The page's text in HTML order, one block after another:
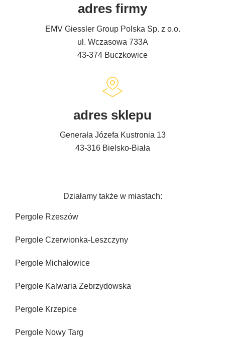
adres firmy
EMV Giessler Group Polska Sp. z o.o.
ul. Wczasowa 733A
43-374 Buczkowice
adres sklepu
Generała Józefa Kustronia 13
43-316 Bielsko-Biała
Działamy także w miastach:
Pergole Rzeszów
Pergole Czerwionka-Leszczyny
Pergole Michałowice
Pergole Kalwaria Zebrzydowska
Pergole Krzepice
Pergole Nowy Targ